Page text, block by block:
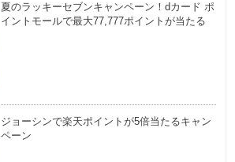
夏のラッキーセブンキャンペーン！dカード ポ
イントモールで最大77,777ポイントが当たる
ジョーシンで楽天ポイントが5倍当たるキャン
ペーン